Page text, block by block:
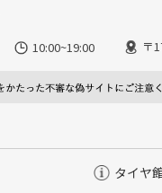
10:00~19:00 〒
タイヤ